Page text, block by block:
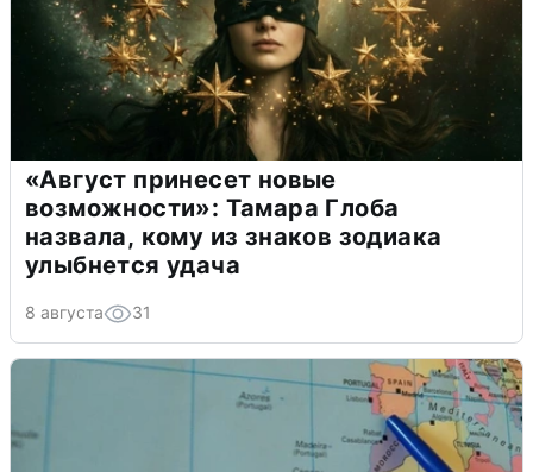
«Август принесет новые
возможности»: Тамара Глоба
назвала, кому из знаков зодиака
улыбнется удача
8 августа 31